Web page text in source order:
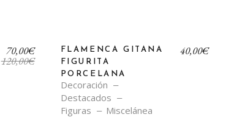
120,00€
El
precio
original
120,00€.
70,00€El
precio
70,00€.
FLAMENCA GITANA
FIGURITA
PORCELANA
Decoración
Destacados
Figuras
Miscelánea
40,00€